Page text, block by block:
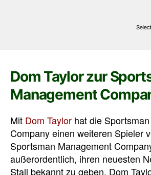
Dom Taylor zur
Management
Mit Dom Taylor hat die
Company einen weiteren Spieler
Sportsman Management
außerordentlich, ihren neuesten
Stall bekannt zu geben, Dom